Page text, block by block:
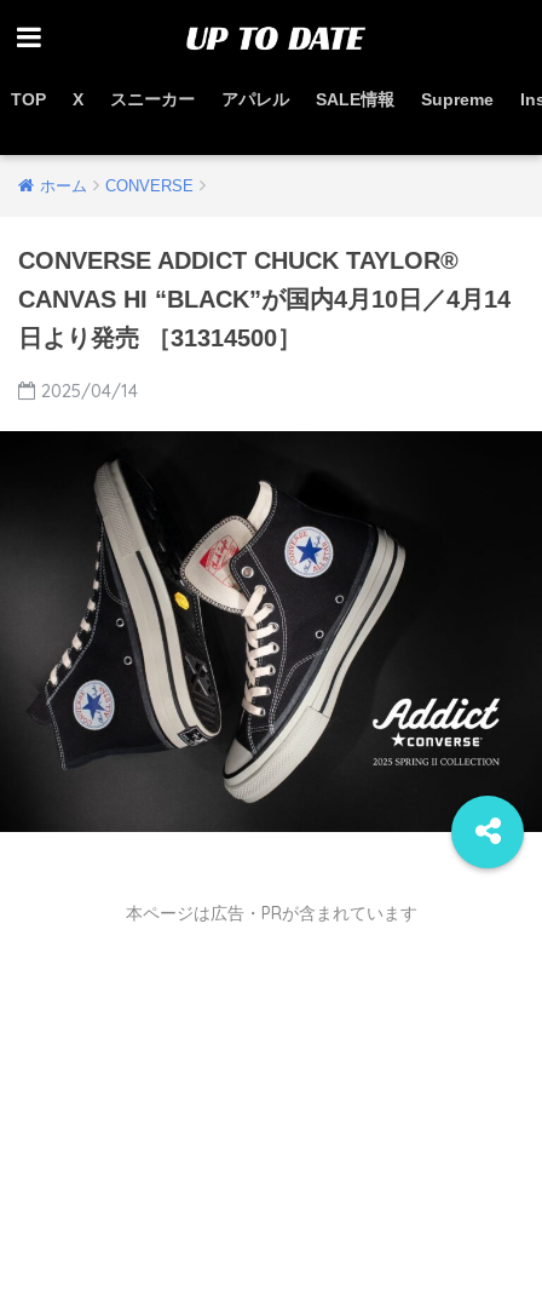
TOP X スニーカー アパレル SALE情報 Supreme
ホーム CONVERSE
CONVERSE ADDICT CHUCK TAYLOR®
CANVAS HI “BLACK”が国内4月10日／4月14
日より発売 ［31314500］
2025/04/14
本ページは広告・PRが含まれています